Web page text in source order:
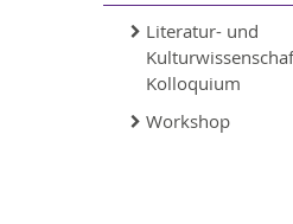
Literatur- und
Kolloquium
Workshop